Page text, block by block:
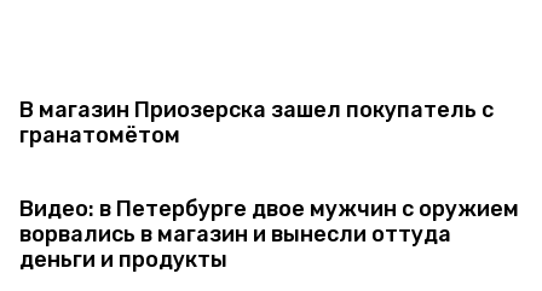
В магазин Приозерска зашел покупатель с
гранатомётом
Видео: в Петербурге двое мужчин с оружием
ворвались в магазин и вынесли оттуда
деньги и продукты